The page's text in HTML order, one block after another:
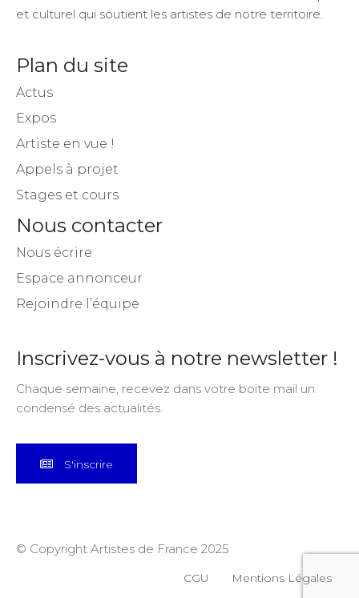
et culturel qui soutient les artistes de notre territoire.
Plan du site
Actus
Expos
Artiste en vue !
Appels à projet
Stages et cours
Nous contacter
Nous écrire
Espace annonceur
Rejoindre l’équipe
Inscrivez-vous à notre newsletter !
Chaque semaine, recevez dans votre boite mail un
condensé des actualités.
S'inscrire
© Copyright Artistes de France 2025
CGU Mentions Légales